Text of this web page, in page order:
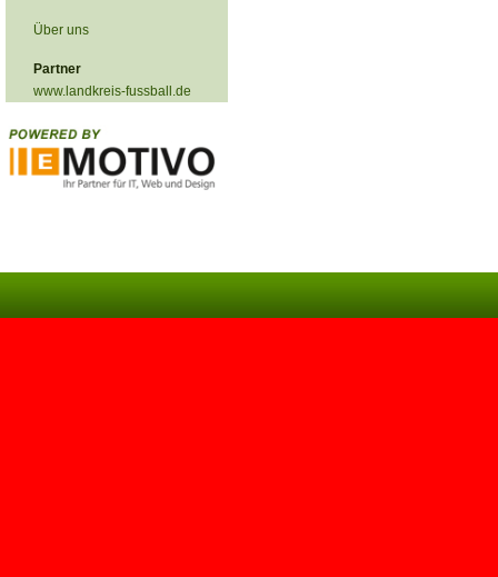
Über uns
Partner
www.landkreis-fussball.de